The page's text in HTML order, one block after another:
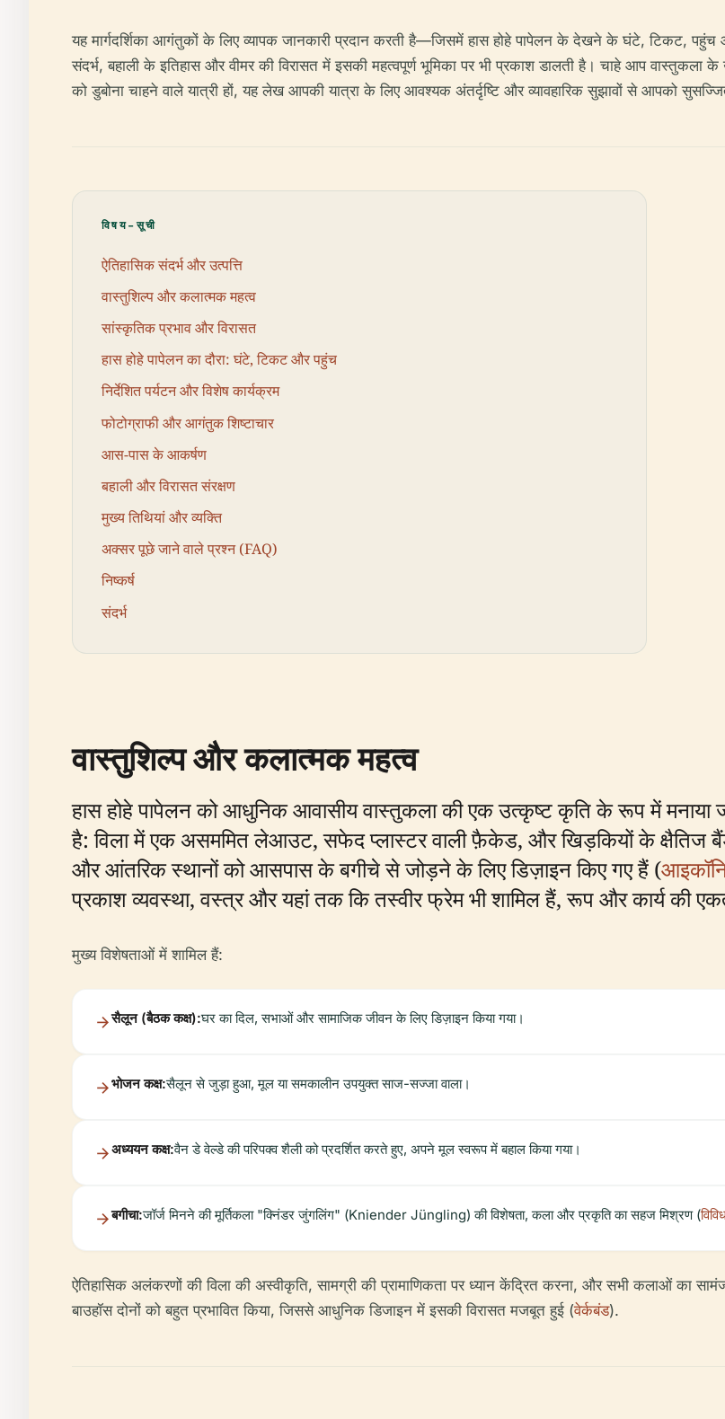
यह मार्गदर्शिका आगंतुकों के लिए व्यापक जानकारी प्रदान करती है—जिसमें हास होहे पापेलन के देखने के घंटे, टिकट,
संदर्भ, बहाली के इतिहास और वीमर की विरासत में इसकी महत्वपूर्ण भूमिका पर भी प्रकाश डालती है। चाहे आप वास्तुकला के
को डुबोना चाहने वाले यात्री हों, यह लेख आपकी यात्रा के लिए आवश्यक अंतर्दृष्टि और व्यावहारिक सुझावों से आपको
विषय-सूची
ऐतिहासिक संदर्भ और उत्पत्ति
वास्तुशिल्प और कलात्मक महत्व
सांस्कृतिक प्रभाव और विरासत
हास होहे पापेलन का दौरा: घंटे, टिकट और पहुंच
निर्देशित पर्यटन और विशेष कार्यक्रम
फोटोग्राफी और आगंतुक शिष्टाचार
आस-पास के आकर्षण
बहाली और विरासत संरक्षण
मुख्य तिथियां और व्यक्ति
अक्सर पूछे जाने वाले प्रश्न (FAQ)
निष्कर्ष
संदर्भ
वास्तुशिल्प और कलात्मक महत्व
हास होहे पापेलन को आधुनिक आवासीय वास्तुकला की एक उत्कृष्ट कृति के रूप में मनाया
है: विला में एक असममित लेआउट, सफेद प्लास्टर वाली फ़ैकेड, और खिड़कियों के क्षैतिज
और आंतरिक स्थानों को आसपास के बगीचे से जोड़ने के लिए डिज़ाइन किए गए हैं (
प्रकाश व्यवस्था, वस्त्र और यहां तक कि तस्वीर फ्रेम भी शामिल हैं, रूप और कार्य की
मुख्य विशेषताओं में शामिल हैं:
सैलून (बैठक कक्ष):घर का दिल, सभाओं और सामाजिक जीवन के लिए डिज़ाइन किया गया।
भोजन कक्ष:सैलून से जुड़ा हुआ, मूल या समकालीन उपयुक्त साज-सज्जा वाला।
अध्ययन कक्ष:वैन डे वेल्डे की परिपक्व शैली को प्रदर्शित करते हुए, अपने मूल स्वरूप में बहाल किया गया।
बगीचा:जॉर्ज मिनने की मूर्तिकला "क्निंडर जुंगलिंग" (Kniender Jüngling) की विशेषता, कला और प्रकृति का सहज मिश्रण (
ऐतिहासिक अलंकरणों की विला की अस्वीकृति, सामग्री की प्रामाणिकता पर ध्यान केंद्रित करना, और सभी कलाओं
बाउहॉस दोनों को बहुत प्रभावित किया, जिससे आधुनिक डिजाइन में इसकी विरासत मजबूत हुई (वेर्कबंड).